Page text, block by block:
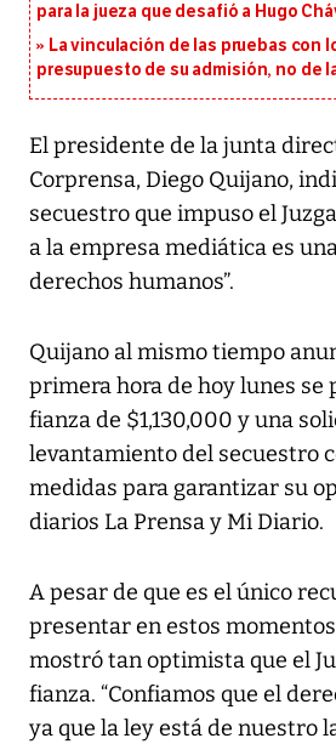
para la jueza que desafió a Hugo
La vinculación de las pruebas con
presupuesto de su admisión, no de
El presidente de la junta
Corprensa, Diego Quijano,
secuestro que impuso el
a la empresa mediática es
derechos humanos”.
Quijano al mismo tiempo
primera hora de hoy lunes se
fianza de $1,130,000 y una
levantamiento del secuestro
medidas para garantizar su
diarios La Prensa y Mi Diario.
A pesar de que es el único
presentar en estos
mostró tan optimista que el
fianza. “Confiamos que el
ya que la ley está de nuestro